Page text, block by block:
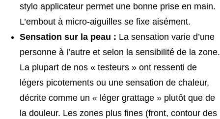
stylo applicateur permet une bonne prise en main.
L’embout à micro-aiguilles se fixe aisément.
Sensation sur la peau : La sensation varie d’une
personne à l’autre et selon la sensibilité de la zone.
La plupart de nos « testeurs » ont ressenti de
légers picotements ou une sensation de chaleur,
décrite comme un « léger grattage » plutôt que de
la douleur. Les zones plus fines (front, contour des